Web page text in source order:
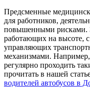
Предсменные
для работников,
повышенными рисками.
работающих на высоте,
управляющих
механизмами. Например,
регулярно проходить
прочитать в нашей
водителей автобусов в